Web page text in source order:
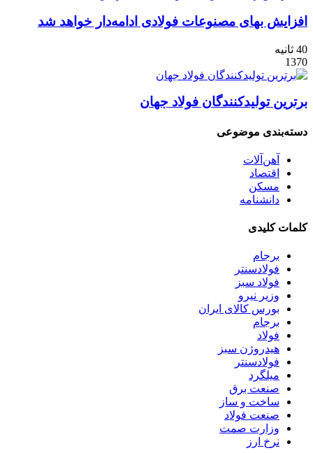
افزایش بهای مصنوعات فولادی ادامه‏‏‌دار خواهد شد
40 ثانیه
1370
برترین تولیدکنندگان فولاد جهان
دسته‌بندی موضوعی
آهن‌آلات
اقتصاد
مسکن
دانشنامه
کلمات کلیدی
برجام
فولادسنتر
فولاد سبز
وزیر نیرو
بورس کالای ایران
برجام
فولاد
هیدروژن سبز
فولادسنتر
میلگرد
صنعت برق
ساخت و ساز
صنعت فولاد
وزارت صمت
نرخ ارز